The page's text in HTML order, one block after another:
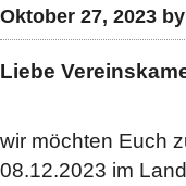
Oktober 27, 2023 by
Liebe
wir möchten Euch
08.12.2023 im